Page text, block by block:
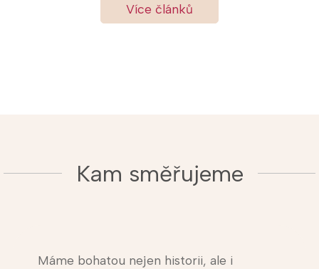
Více článků
Kam směřujeme
Máme bohatou nejen historii, ale i